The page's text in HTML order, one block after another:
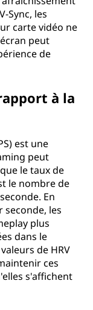
Sync, les
carte vidéo ne
peut
de
à la
est une
peut
le taux de
le nombre de
En
les
plus
dans le
de HRV
ces
s'affichent